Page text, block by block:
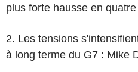
plus forte hausse en
2. Les tensions
à long terme du G7 : Mike